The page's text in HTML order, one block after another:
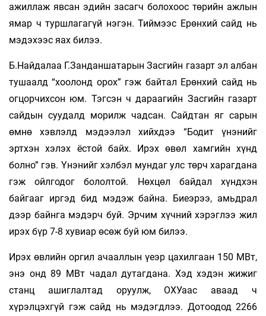
ажиллаж явсан эдийн засагч болохоос төрийн ажлын
ямар ч туршлагагүй нэгэн. Тиймээс Ерөнхий сайд нь
мэдэхээс яах билээ.
Б.Найдалаа Г.Занданшатарын Засгийн газарт эл албан
тушаалд “хоолонд орох” гэж байтал Ерөнхий сайд нь
огцорчихсон юм. Тэгсэн ч дараагийн Засгийн газарт
сайдын суудалд морилж чадсан. Сайдтан яг сарын
өмнө хэвлэлд мэдээлэл хийхдээ “Бодит үнэнийг
эртхэн хэлэх ёстой байх. Ирэх өвөл хамгийн хүнд
болно” гэв. Үнэнийг хэлбэл мундаг улс төрч харагдана
гэж ойлгодог бололтой. Нөхцөл байдал хүндхэн
байгааг иргэд бид мэдэж байна. Биеэрээ, амьдрал
дээр байнга мэдэрч буй. Эрчим хүчний хэрэглээ жил
ирэх бүр 7-8 хувиар өсөж буй юм билээ.
Ирэх өвлийн оргил ачааллын үеэр цахилгаан 150 МВт,
энэ онд 89 МВт чадал дутагдана. Хэд хэдэн жижиг
станц ашиглалтад оруулж, ОХУаас аваад ч
хүрэлцэхгүй гэж сайд нь мэдэгдлээ. Дотоодод 2266